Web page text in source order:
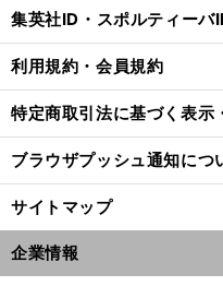
集英社ID・スポルティーバ
利用規約・会員規約
特定商取引法に基づく表示
ブラウザプッシュ通知につ
サイトマップ
企業情報